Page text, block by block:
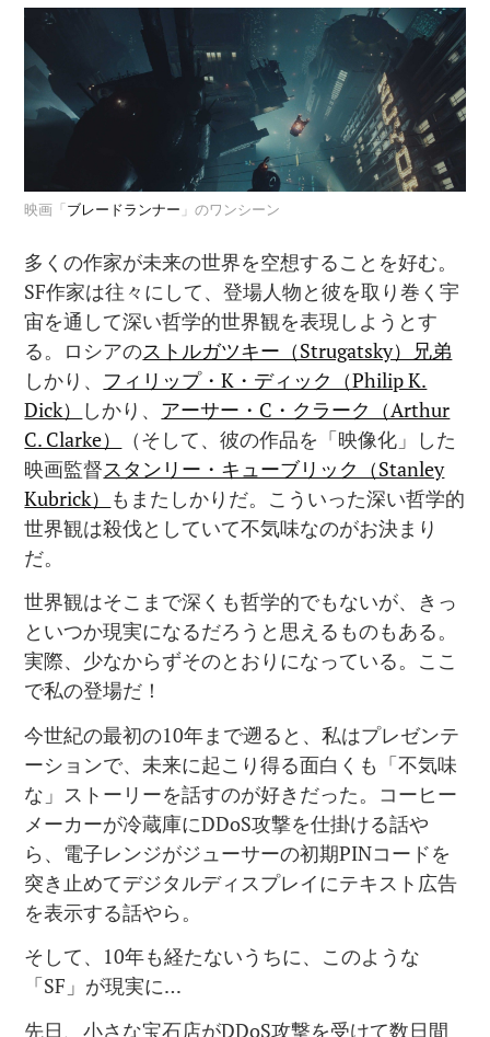
映画「 ブレードランナー」のワンシーン
多くの作家が未来の世界を空想することを好む。
SF作家は往々にして、登場人物と彼を取り巻く宇
宙を通して深い哲学的世界観を表現しようとす
る。ロシアのストルガツキー（Strugatsky）兄弟
しかり、 フィリップ・K・ディック（Philip K.
Dick）
しかり、 アーサー・C・クラーク（Arthur
C. Clarke）
（そして、彼の作品を「映像化」した
映画監督スタンリー・キューブリック（Stanley
Kubrick） もまたしかりだ。こういった深い哲学的
世界観は殺伐としていて不気味なのがお決まり
だ。
世界観はそこまで深くも哲学的でもないが、きっ
といつか現実になるだろうと思えるものもある。
実際、少なからずそのとおりになっている。ここ
で私の登場だ！
今世紀の最初の10年まで遡ると、私はプレゼンテ
ーションで、未来に起こり得る面白くも「不気味
な」ストーリーを話すのが好きだった。コーヒー
メーカーが冷蔵庫にDDoS攻撃を仕掛ける話や
ら、電子レンジがジューサーの初期PINコードを
突き止めてデジタルディスプレイにテキスト広告
を表示する話やら。
そして、10年も経たないうちに、このような
「SF」が現実に…
先日、小さな宝石店がDDoS攻撃を受けて数日間